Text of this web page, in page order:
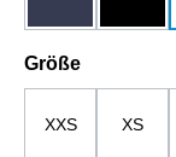
Größeauswählen
XXS XS